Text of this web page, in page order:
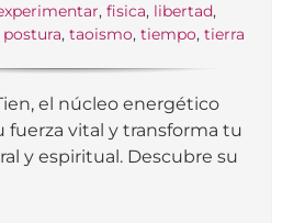
, fisica, libertad,
postura, taoismo, tiempo, tierra
el núcleo energético
vital y transforma tu
y espiritual. Descubre su